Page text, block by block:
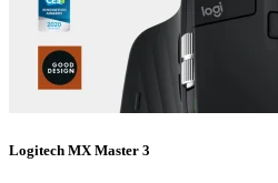
Logitech MX Master 3